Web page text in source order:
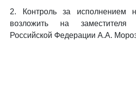
2. Контроль за исполнением
возложить на заместителя
Российской Федерации А.А.